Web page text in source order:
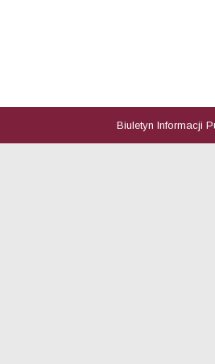
Biuletyn Informacji